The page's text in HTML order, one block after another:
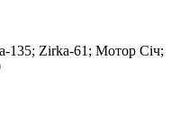
135; Zirka-61; Мотор Січ;